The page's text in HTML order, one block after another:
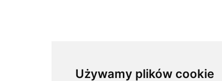
Używamy plików cookie